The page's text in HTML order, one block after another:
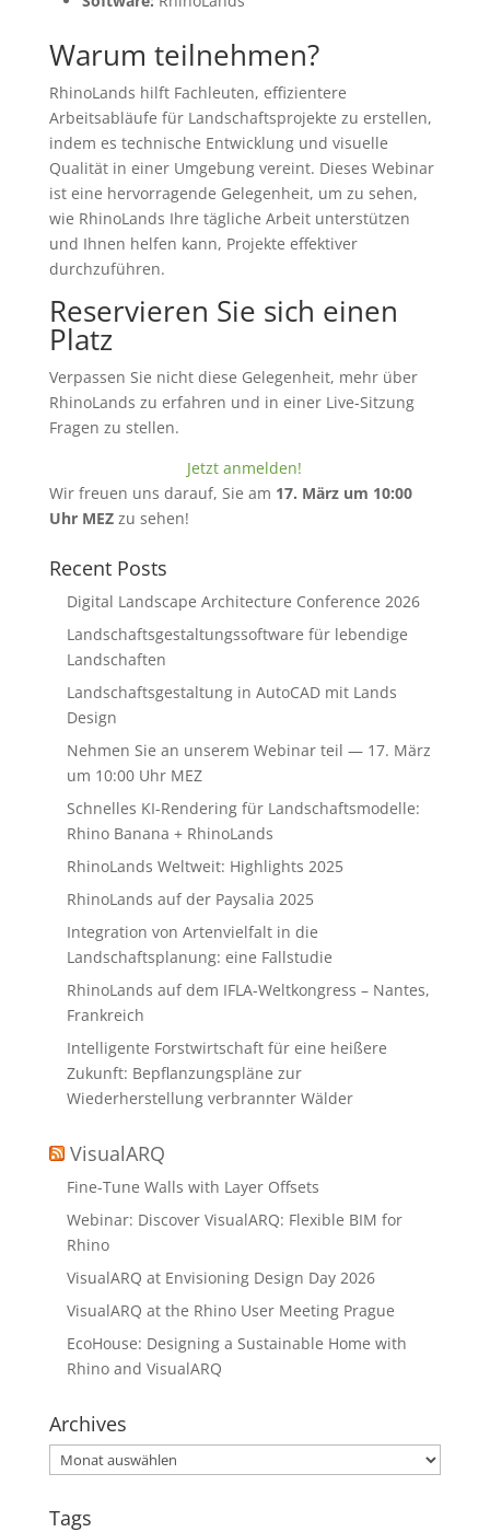
Warum teilnehmen?
RhinoLands hilft Fachleuten, effizientere
Arbeitsabläufe für Landschaftsprojekte zu erstellen,
indem es technische Entwicklung und visuelle
Qualität in einer Umgebung vereint. Dieses Webinar
ist eine hervorragende Gelegenheit, um zu sehen,
wie RhinoLands Ihre tägliche Arbeit unterstützen
und Ihnen helfen kann, Projekte effektiver
durchzuführen.
Reservieren Sie sich einen
Platz
Verpassen Sie nicht diese Gelegenheit, mehr über
RhinoLands zu erfahren und in einer Live-Sitzung
Fragen zu stellen.
Jetzt anmelden!
Wir freuen uns darauf, Sie am 17. März um 10:00
Uhr MEZzu sehen!
Recent Posts
Digital Landscape Architecture Conference 2026
Landschaftsgestaltungssoftware für lebendige
Landschaften
Landschaftsgestaltung in AutoCAD mit Lands
Design
Nehmen Sie an unserem Webinar teil — 17. März
um 10:00 Uhr MEZ
Schnelles KI-Rendering für Landschaftsmodelle:
Rhino Banana + RhinoLands
RhinoLands Weltweit: Highlights 2025
RhinoLands auf der Paysalia 2025
Integration von Artenvielfalt in die
Landschaftsplanung: eine Fallstudie
RhinoLands auf dem IFLA-Weltkongress – Nantes,
Frankreich
Intelligente Forstwirtschaft für eine heißere
Zukunft: Bepflanzungspläne zur
Wiederherstellung verbrannter Wälder
VisualARQ
Fine-Tune Walls with Layer Offsets
Webinar: Discover VisualARQ: Flexible BIM for
Rhino
VisualARQ at Envisioning Design Day 2026
VisualARQ at the Rhino User Meeting Prague
EcoHouse: Designing a Sustainable Home with
Rhino and VisualARQ
Archives
Archives
Tags